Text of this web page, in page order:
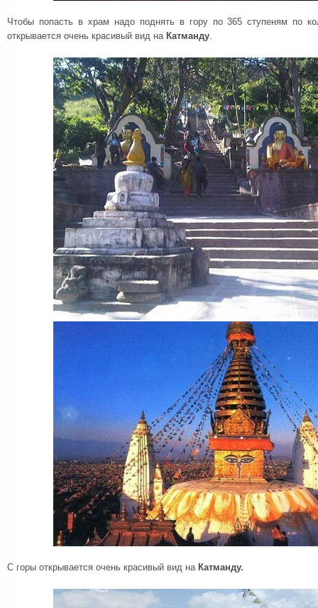
Чтобы попасть в храм надо поднять в гору по 365 ступеням по
открывается очень красивый вид на Катманду.
С горы открывается очень красивый вид на Катманду.